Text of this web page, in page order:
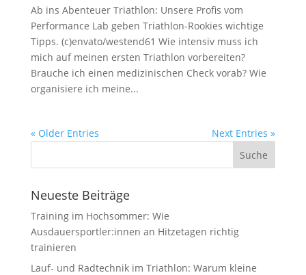
Ab ins Abenteuer Triathlon: Unsere Profis vom
Performance Lab geben Triathlon-Rookies wichtige
Tipps. (c)envato/westend61 Wie intensiv muss ich
mich auf meinen ersten Triathlon vorbereiten?
Brauche ich einen medizinischen Check vorab? Wie
organisiere ich meine...
« Older Entries Next Entries »
Neueste Beiträge
Training im Hochsommer: Wie
Ausdauersportler:innen an Hitzetagen richtig
trainieren
Lauf- und Radtechnik im Triathlon: Warum kleine